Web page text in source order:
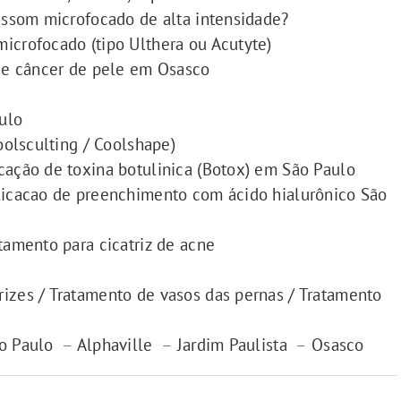
microfocado de alta intensidade?
(tipo Ulthera ou Acutyte)
câncer de pele em Osasco
/ Coolshape)
de toxina botulinica (Botox) em São Paulo
de preenchimento com ácido hialurônico São
para cicatriz de acne
/ Tratamento de vasos das pernas / Tratamento
Paulo – Alphaville –Jardim Paulista – Osasco